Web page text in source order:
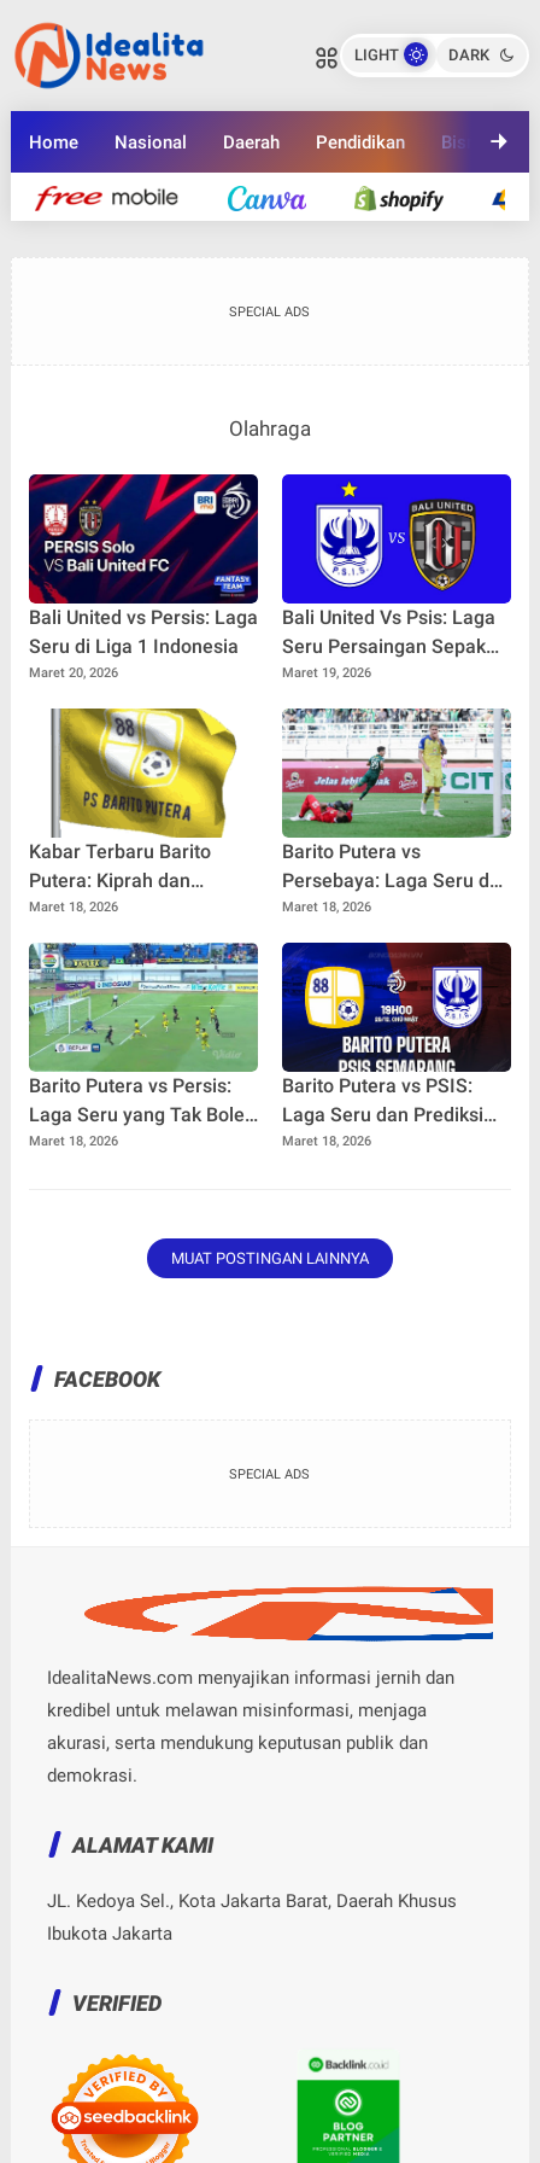
LIGHT DARK
Home Nasional Daerah Pendidikan Bisnis
SPECIAL ADS
Olahraga
Bali United vs Persis: Laga
Seru di Liga 1 Indonesia
Maret 20, 2026
Bali United Vs Psis: Laga
Seru Persaingan Sepak
Bola Indonesia
Maret 19, 2026
Kabar Terbaru Barito
Putera: Kiprah dan
Prestasi Tim Sepak Bola
Favorit Indonesia
Maret 18, 2026
Barito Putera vs
Persebaya: Laga Seru dan
Prediksi Hasil
Pertandingan
Maret 18, 2026
Barito Putera vs Persis:
Laga Seru yang Tak Boleh
Dilewatkan!
Maret 18, 2026
Barito Putera vs PSIS:
Laga Seru dan Prediksi
Hasil Pertandingan
Maret 18, 2026
MUAT POSTINGAN LAINNYA
FACEBOOK
SPECIAL ADS
IdealitaNews.com menyajikan informasi jernih dan
kredibel untuk melawan misinformasi, menjaga
akurasi, serta mendukung keputusan publik dan
demokrasi.
ALAMAT KAMI
JL. Kedoya Sel., Kota Jakarta Barat, Daerah Khusus
Ibukota Jakarta
VERIFIED